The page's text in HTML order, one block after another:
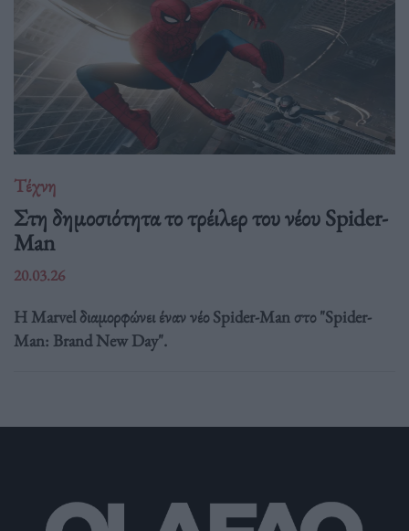
Τέχνη
Στη δημοσιότητα το τρέιλερ του νέου Spider-
Man
20.03.26
Η Marvel διαμορφώνει έναν νέο Spider-Man στο "Spider-
Man: Brand New Day".